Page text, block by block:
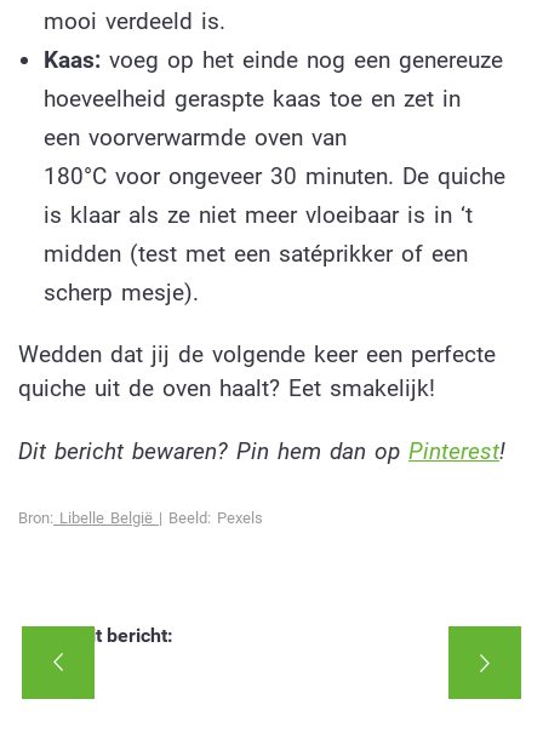
mooi verdeeld is.
Kaas:voeg op het einde nog een genereuze
hoeveelheid geraspte kaas toe en zet in
een voorverwarmde oven van
180°C voor ongeveer 30 minuten. De quiche
is klaar als ze niet meer vloeibaar is in ‘t
midden (test met een satéprikker of een
scherp mesje).
Wedden dat jij de volgende keer een perfecte
quiche uit de oven haalt? Eet smakelijk!
Dit bericht bewaren? Pin hem dan op Pinterest!
Bron: Libelle België | Beeld: Pexels
Deel dit bericht: